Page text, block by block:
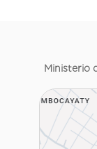
Ministerio